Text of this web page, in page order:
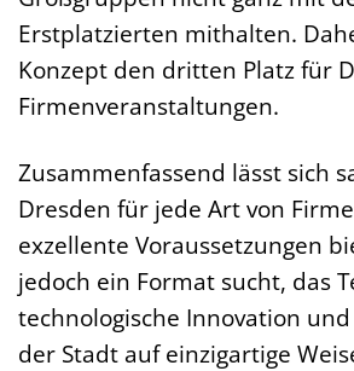
Erstplatzierten mithalten.
Konzept den dritten Platz für
Firmenveranstaltungen.
Zusammenfassend lässt sich
Dresden für jede Art von
exzellente Voraussetzungen
jedoch ein Format sucht, das
technologische Innovation
der Stadt auf einzigartige